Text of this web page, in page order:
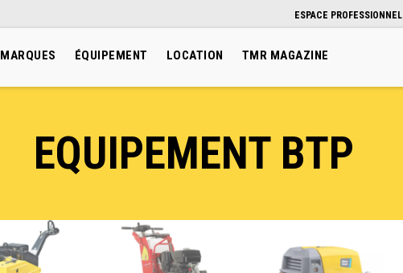
ESPACE PROFESSIONNEL
MARQUES ÉQUIPEMENT LOCATION TMR MAGAZINE
EQUIPEMENT BTP